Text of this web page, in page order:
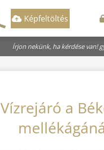
Képfeltöltés
Írjon nekünk, ha kérdése van!
Vízrejáró a